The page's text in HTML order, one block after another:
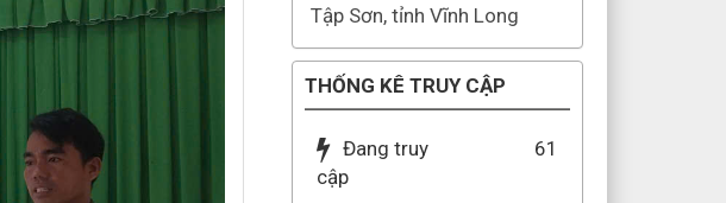
Tập Sơn, tỉnh Vĩnh Long
THỐNG KÊ TRUY CẬP
Đang truy
cập
61